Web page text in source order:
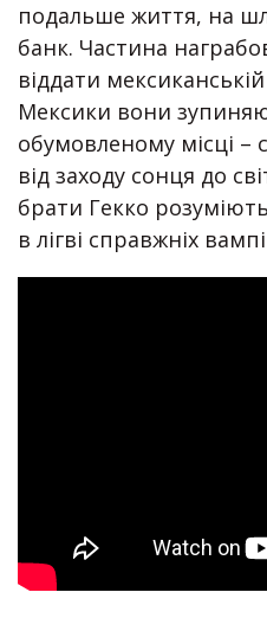
подальше життя, на
банк. Частина
віддати
Мексики вони
обумовленому місці
від заходу сонця до
брати Гекко
в лігві справжніх